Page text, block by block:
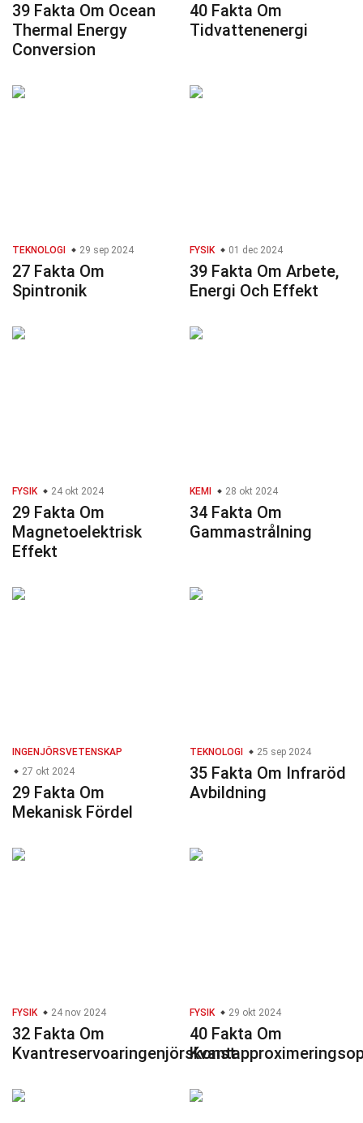
39 Fakta Om Ocean
Thermal Energy
Conversion
40 Fakta Om
Tidvattenenergi
TEKNOLOGI 29 sep 2024
27 Fakta Om
Spintronik
FYSIK 01 dec 2024
39 Fakta Om Arbete,
Energi Och Effekt
FYSIK 24 okt 2024
29 Fakta Om
Magnetoelektrisk
Effekt
KEMI 28 okt 2024
34 Fakta Om
Gammastrålning
INGENJÖRSVETENSKAP
27 okt 2024
29 Fakta Om
Mekanisk Fördel
TEKNOLOGI 25 sep 2024
35 Fakta Om Infraröd
Avbildning
FYSIK 24 nov 2024
32 Fakta Om
Kvantreservoaringenjörskonst
FYSIK 29 okt 2024
40 Fakta Om